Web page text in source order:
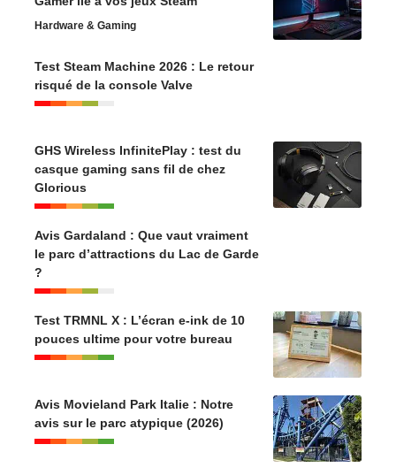
Hardware & Gaming
Test Steam Machine 2026 : Le retour
risqué de la console Valve
GHS Wireless InfinitePlay : test du
casque gaming sans fil de chez
Glorious
Avis Gardaland : Que vaut vraiment
le parc d’attractions du Lac de Garde
?
Test TRMNL X : L’écran e-ink de 10
pouces ultime pour votre bureau
Avis Movieland Park Italie : Notre
avis sur le parc atypique (2026)